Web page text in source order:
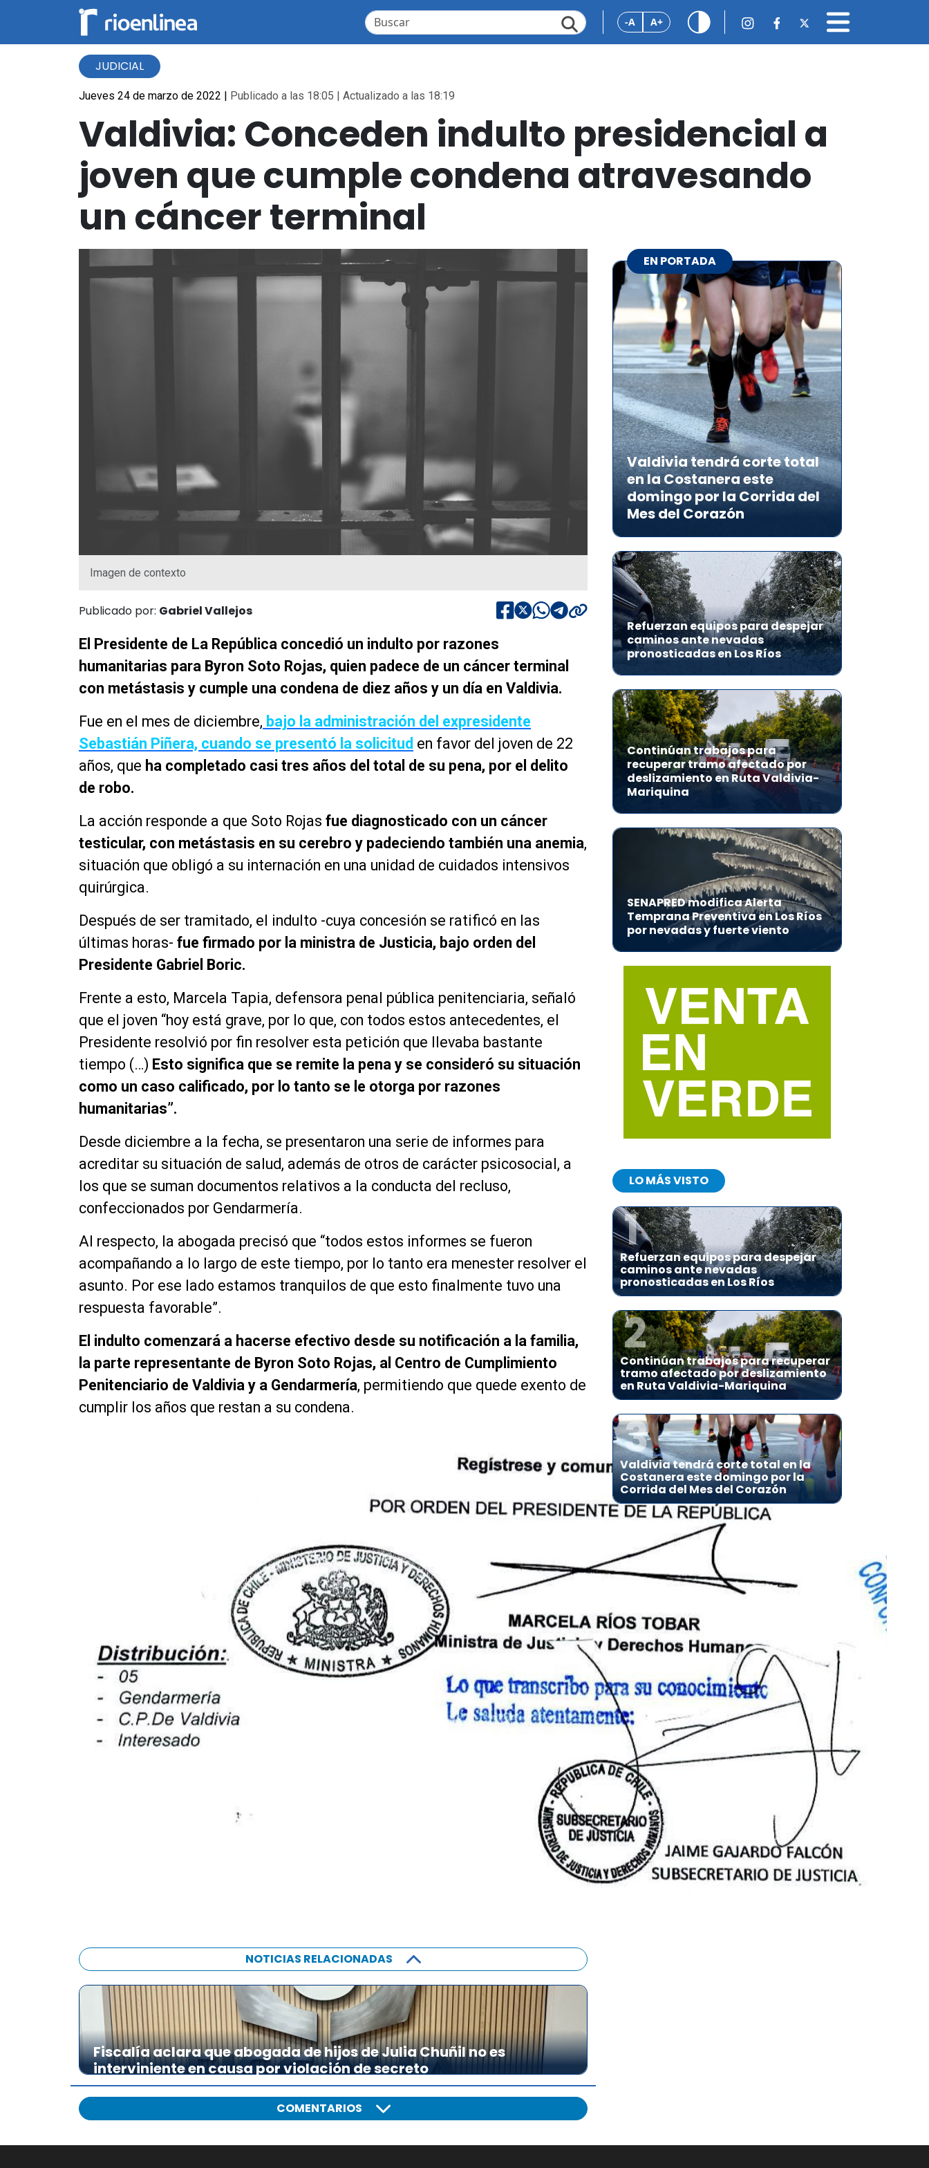
-A A+
JUDICIAL
Jueves 24 de marzo de 2022 | Publicado a las 18:05 | Actualizado a las 18:19
Valdivia: Conceden indulto presidencial a
joven que cumple condena atravesando
un cáncer terminal
Imagen de contexto
Publicado por: Gabriel Vallejos
El Presidente de La República concedió un indulto por razones
humanitarias para Byron Soto Rojas, quien padece de un cáncer terminal
con metástasis y cumple una condena de diez años y un día en Valdivia.
Fue en el mes de diciembre, bajo la administración del expresidente
Sebastián Piñera, cuando se presentó la solicitud en favor del joven de 22
años, que ha completado casi tres años del total de su pena, por el delito
de robo.
La acción responde a que Soto Rojas fue diagnosticado con un cáncer
testicular, con metástasis en su cerebro y padeciendo también una anemia,
situación que obligó a su internación en una unidad de cuidados intensivos
quirúrgica.
Después de ser tramitado, el indulto -cuya concesión se ratificó en las
últimas horas- fue firmado por la ministra de Justicia, bajo orden del
Presidente Gabriel Boric.
Frente a esto, Marcela Tapia, defensora penal pública penitenciaria, señaló
que el joven “hoy está grave, por lo que, con todos estos antecedentes, el
Presidente resolvió por fin resolver esta petición que llevaba bastante
tiempo (…) Esto significa que se remite la pena y se consideró su situación
como un caso calificado, por lo tanto se le otorga por razones
humanitarias”.
Desde diciembre a la fecha, se presentaron una serie de informes para
acreditar su situación de salud, además de otros de carácter psicosocial, a
los que se suman documentos relativos a la conducta del recluso,
confeccionados por Gendarmería.
Al respecto, la abogada precisó que “todos estos informes se fueron
acompañando a lo largo de este tiempo, por lo tanto era menester resolver el
asunto. Por ese lado estamos tranquilos de que esto finalmente tuvo una
respuesta favorable”.
El indulto comenzará a hacerse efectivo desde su notificación a la familia,
la parte representante de Byron Soto Rojas, al Centro de Cumplimiento
Penitenciario de Valdivia y a Gendarmería, permitiendo que quede exento de
cumplir los años que restan a su condena.
NOTICIAS RELACIONADAS
Fiscalía aclara que abogada de hijos de Julia Chuñil no es
interviniente en causa por violación de secreto
COMENTARIOS
EN PORTADA
Valdivia tendrá corte total
en la Costanera este
domingo por la Corrida del
Mes del Corazón
Refuerzan equipos para despejar
caminos ante nevadas
pronosticadas en Los Ríos
Continúan trabajos para
recuperar tramo afectado por
deslizamiento en Ruta Valdivia-
Mariquina
SENAPRED modifica Alerta
Temprana Preventiva en Los Ríos
por nevadas y fuerte viento
LO MÁS VISTO
1
Refuerzan equipos para despejar
caminos ante nevadas
pronosticadas en Los Ríos
2
Continúan trabajos para recuperar
tramo afectado por deslizamiento
en Ruta Valdivia-Mariquina
3
Valdivia tendrá corte total en la
Costanera este domingo por la
Corrida del Mes del Corazón